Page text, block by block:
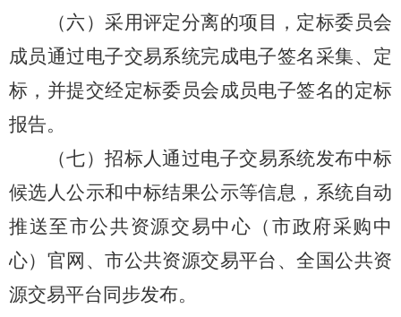
（六） 采用评定分离的项目，定标委员会
成员通过电子交易系统完成电子签名采集、定
标，并提交经定标委员会成员电子签名的定标
报告。
（七）招标人通过电子交易系统发布中标
候选人公示和中标结果公示等信息，系统自动
推送至市公共资源交易中心（市政府采购中
心）官网、市公共资源交易平台、全国公共资
源交易平台同步发布。